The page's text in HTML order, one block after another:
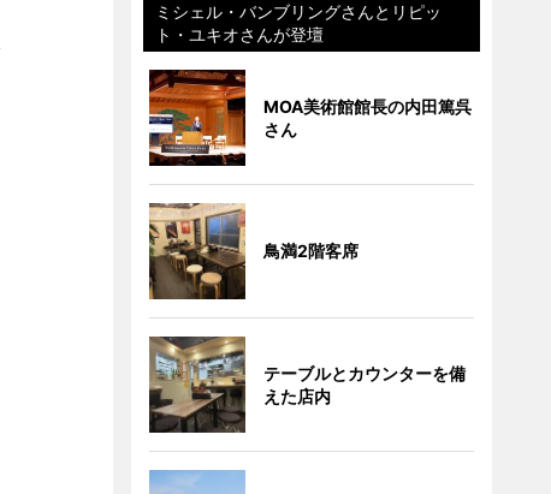
ミシェル・バンブリングさんとリピッ
ト・ユキオさんが登壇
MOA美術館館長の内田篤呉
さん
鳥満2階客席
テーブルとカウンターを備
えた店内